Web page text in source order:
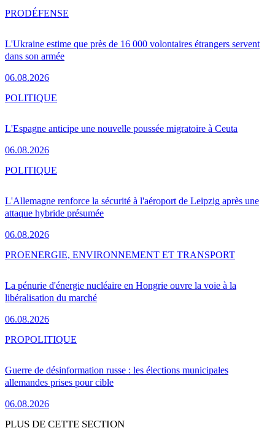
L'Ukraine estime que près de 16 000 volontaires étrangers servent
dans son armée
06.08.2026
PRODÉFENSE
L'Espagne anticipe une nouvelle poussée migratoire à Ceuta
06.08.2026
POLITIQUE
L'Allemagne renforce la sécurité à l'aéroport de Leipzig après une
attaque hybride présumée
06.08.2026
POLITIQUE
La pénurie d'énergie nucléaire en Hongrie ouvre la voie à la
libéralisation du marché
06.08.2026
PROENERGIE, ENVIRONNEMENT ET TRANSPORT
Guerre de désinformation russe : les élections municipales
allemandes prises pour cible
06.08.2026
PROPOLITIQUE
PLUS DE CETTE SECTION